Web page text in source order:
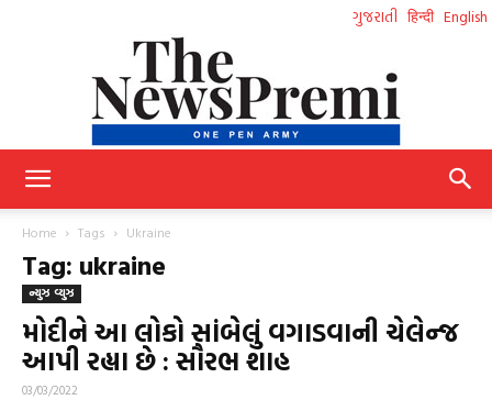
ગુજરાતી हिन्दी English
Home Tags Ukraine
Tag: ukraine
ન્યુઝ વ્યુઝ
મોદીને આ લોકો સાંબેલું વગાડવાની ચેલેન્જ
આપી રહ્યા છે : સૌરભ શાહ
03/03/2022